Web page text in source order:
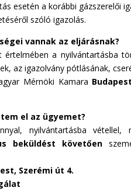
esetén a korábbi gázszerelői
szóló igazolás.
vannak az eljárásnak?
értelmében a nyilvántartásba
az igazolvány pótlásának,
Mérnöki Kamara
el az ügyemet?
nyilvántartásba
beküldést követően
Szerémi út 4.